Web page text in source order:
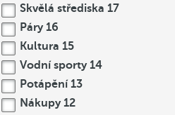
Skvělá střediska 17
Páry 16
Kultura 15
Vodní sporty 14
Potápění13
Nákupy 12